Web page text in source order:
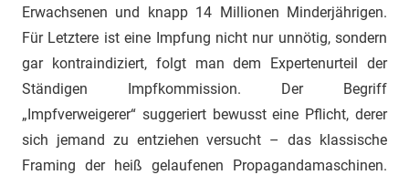
Erwachsenen und knapp 14 Millionen Minderjährigen.
Für Letztere ist eine Impfung nicht nur unnötig, sondern
gar kontraindiziert, folgt man dem Expertenurteil der
Ständigen Impfkommission. Der Begriff
„Impfverweigerer“ suggeriert bewusst eine Pflicht, derer
sich jemand zu entziehen versucht – das klassische
Framing der heiß gelaufenen Propagandamaschinen.